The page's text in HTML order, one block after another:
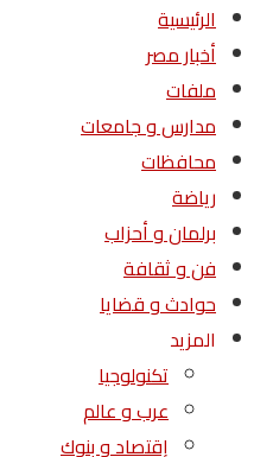
الرئيسية
أخبار مصر
ملفات
مدارس و جامعات
محافظات
رياضة
برلمان و أحزاب
فن و ثقافة
حوادث و قضايا
المزيد
تكنولوجيا
عرب و عالم
إقتصاد و بنوك